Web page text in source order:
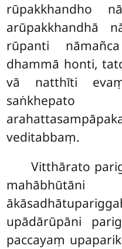
rūpakkhandho
arūpakkhandhā
rūpanti
dhammā honti,
vā natthīti
saṅkhepato
veditabbaṃ.
Vitthārato
upādārūpāni
paccayaṃ